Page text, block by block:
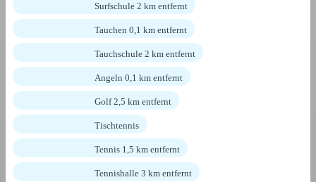
Surfschule 2 km entfernt
Tauchen 0,1 km entfernt
Tauchschule 2 km entfernt
Angeln 0,1 km entfernt
Golf 2,5 km entfernt
Tischtennis
Tennis 1,5 km entfernt
Tennishalle 3 km entfernt